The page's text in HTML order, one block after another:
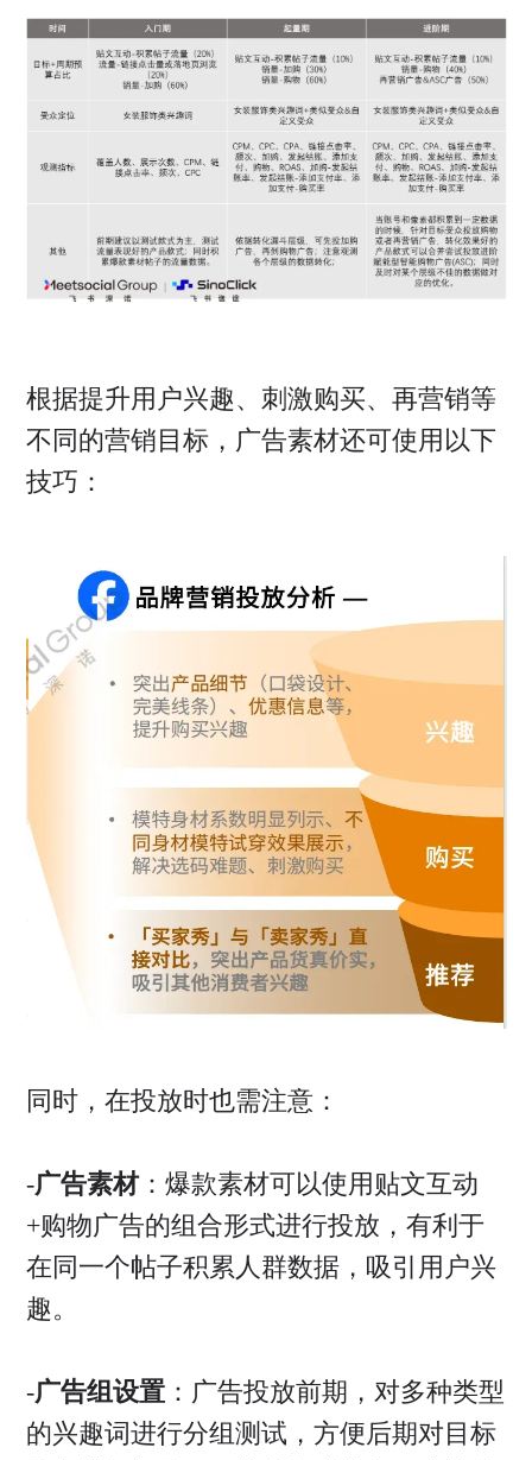
根据提升用户兴趣、刺激购买、再营销等
不同的营销目标，广告素材还可使用以下
技巧：
同时，在投放时也需注意：
-广告素材：爆款素材可以使用贴文互动
+购物广告的组合形式进行投放，有利于
在同一个帖子积累人群数据，吸引用户兴
趣。
-广告组设置：广告投放前期，对多种类型
的兴趣词进行分组测试，方便后期对目标